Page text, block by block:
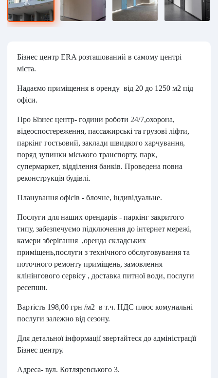
Бізнес центр ERA розташований в самому центрі
міста.
Надаємо приміщення в оренду від 20 до 1250 м2 під
офіси.
Про Бізнес центр- години роботи 24/7,охорона,
відеоспостереження, пассажирські та грузові ліфти,
паркінг гостьовий, заклади швидкого харчування,
поряд зупинки міського транспорту, парк,
супермаркет, відділення банків. Проведена повна
реконструкція будівлі.
Планування офісів - блочне, індивідуальне.
Послуги для наших орендарів - паркінг закритого
типу, забезпечуємо підключення до інтернет мережі,
камери зберігання ,оренда складських
приміщень,послуги з технічного обслуговування та
поточного ремонту приміщень, замовлення
клінінгового сервісу , доставка питної води, послуги
ресепшн.
Вартість 198,00 грн /м2 в т.ч. НДС плюс комунальні
послуги залежно від сезону.
Для детальної інформації звертайтеся до адміністрацїї
Бізнес центру.
Адреса- вул. Котляревського 3.